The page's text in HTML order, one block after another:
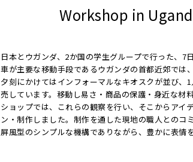
Workshop in
日本とウガンダ、2か国の学生グループで行った、7
車が主要な移動手段であるウガンダの首都近郊では
夕刻にかけてはインフォーマルなキオスクが並び
売しています。移動し易さ・商品の保護・身近な材
ショップでは、これらの観察を行い、そこからアイ
ン・制作しました。制作を通した現地の職人とのコ
屏風型のシンプルな機構でありながら、豊かに表情